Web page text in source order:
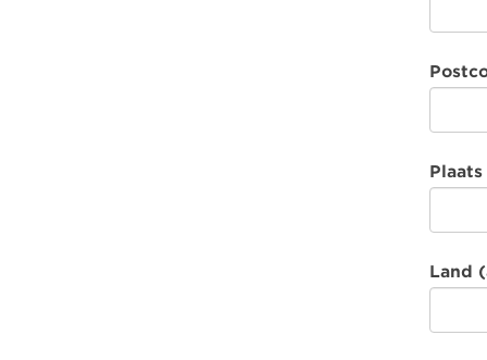
Plaats
Land